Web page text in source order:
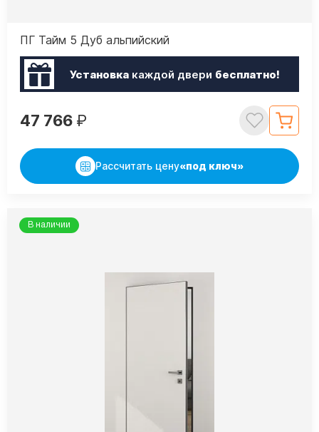
ПГ Тайм 5 Дуб альпийский
Установкакаждой двери бесплатно!
47 766 ₽
Рассчитать цену«под ключ»
В наличии